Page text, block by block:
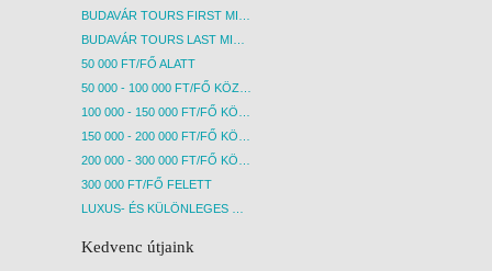
BUDAVÁR TOURS FIRST MINUTE AKCIÓS UTAK
BUDAVÁR TOURS LAST MINUTE AKCIÓS UTAK
50 000 FT/FŐ ALATT
50 000 - 100 000 FT/FŐ KÖZÖTT
100 000 - 150 000 FT/FŐ KÖZÖTT
150 000 - 200 000 FT/FŐ KÖZÖTT
200 000 - 300 000 FT/FŐ KÖZÖTT
300 000 FT/FŐ FELETT
LUXUS- ÉS KÜLÖNLEGES UTAK
Kedvenc útjaink